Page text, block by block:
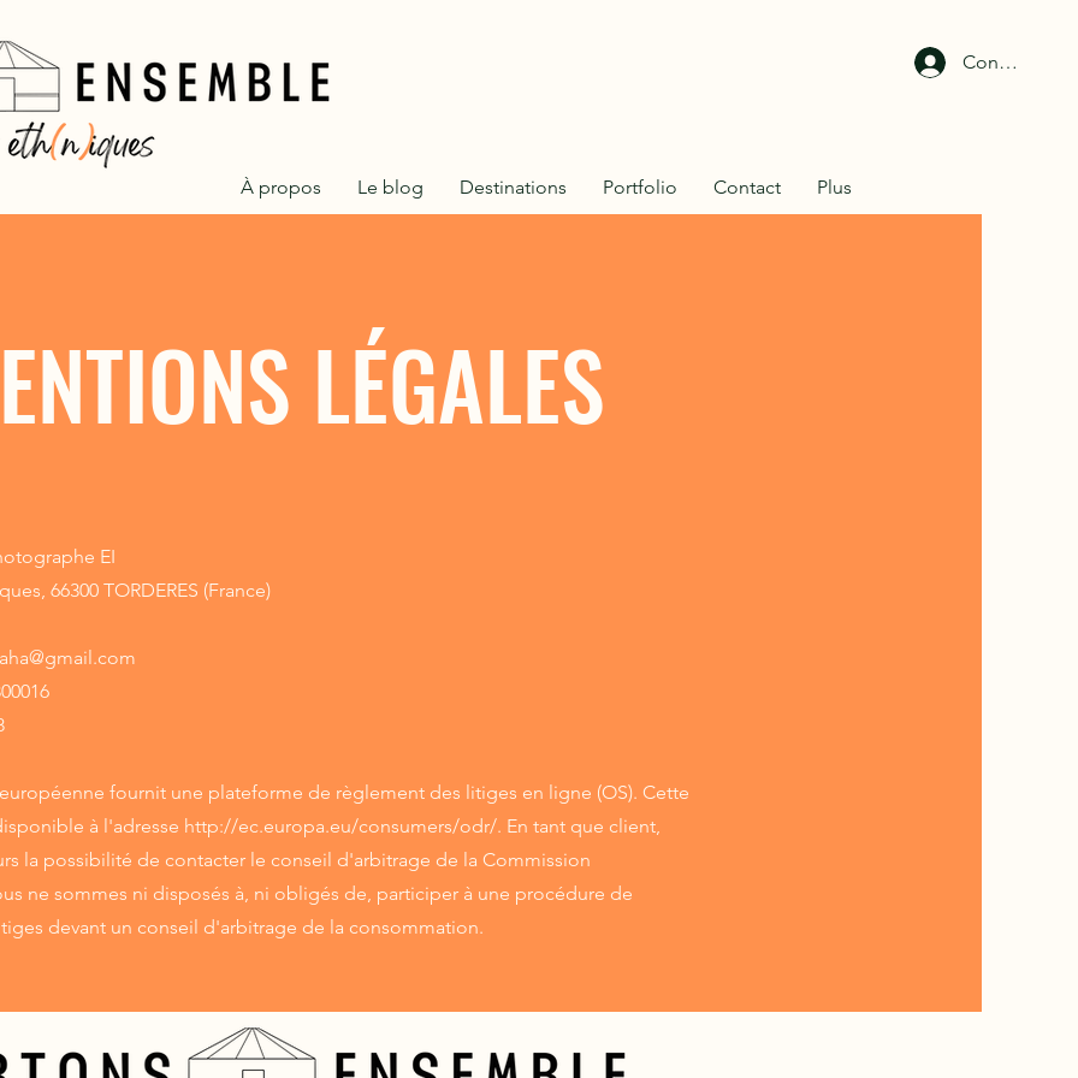
Connexion
À propos Le blog Destinations Portfolio Contact Plus
LÉGALES
EI
66300 TORDERES (France)
fournit une plateforme de règlement des litiges en ligne (OS). Cette
à l'adresse http://ec.europa.eu/consumers/odr/. En tant que client,
la possibilité de contacter le conseil d'arbitrage de la Commission
ne sommes ni disposés à, ni obligés de, participer à une procédure de
devant un conseil d'arbitrage de la consommation.